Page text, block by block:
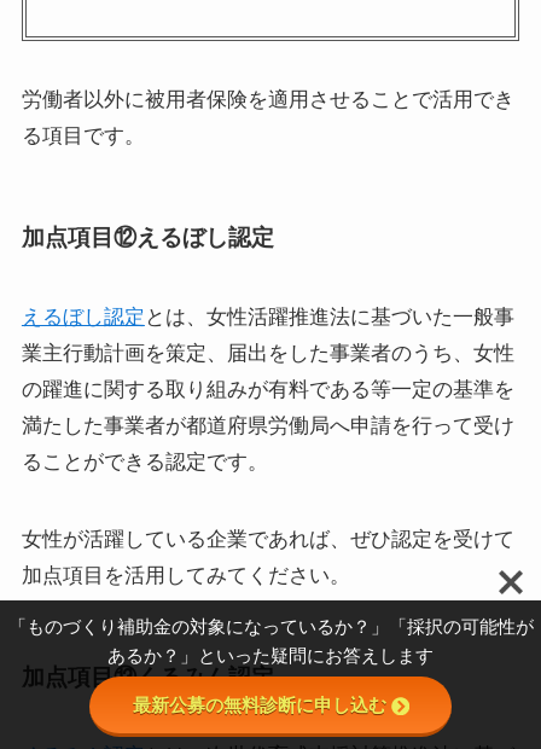
労働者以外に被用者保険を適用させることで活用でき
る項目です。
加点項目⑫えるぼし認定
えるぼし認定 とは、女性活躍推進法に基づいた一般事
業主行動計画を策定、届出をした事業者のうち、女性
の躍進に関する取り組みが有料である等一定の基準を
満たした事業者が都道府県労働局へ申請を行って受け
ることができる認定です。
女性が活躍している企業であれば、ぜひ認定を受けて
加点項目を活用してみてください。
加点項目⑬くるみん認定
「ものづくり補助金の対象になっているか？」「採択の可能性が
あるか？」といった疑問にお答えします
最新公募の無料診断に申し込む